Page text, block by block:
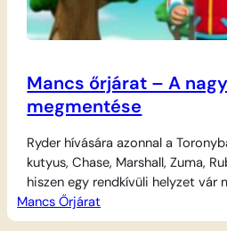
Mancs őrjárat – A
megmentése
Ryder hívására azonnal a
kutyus, Chase, Marshall, Zuma,
hiszen egy rendkívüli helyzet vár
Kalandöbölben felbukkant egy
vendég, akinek segítségre van
Mancs Őrjárat